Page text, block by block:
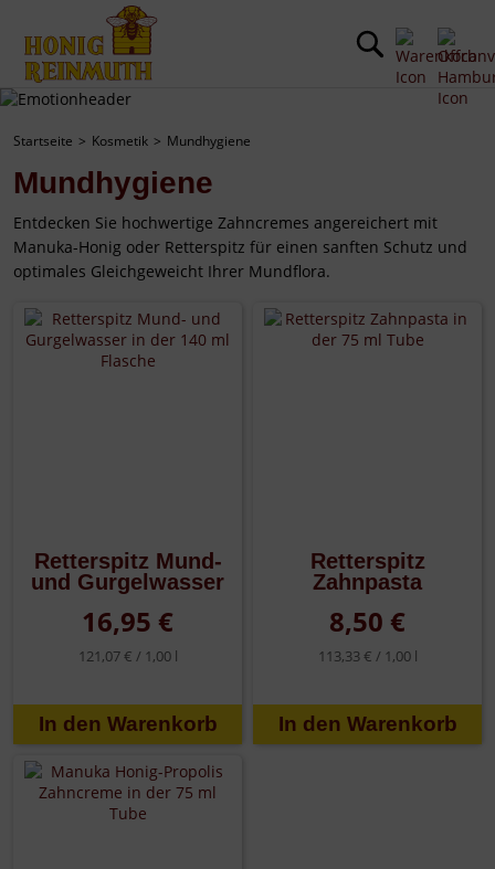
Startseite Kosmetik Mundhygiene
Mundhygiene
Entdecken Sie hochwertige Zahncremes angereichert mit
Manuka-Honig oder Retterspitz für einen sanften Schutz und
optimales Gleichgeweicht Ihrer Mundflora.
Retterspitz Mund-
und Gurgelwasser
16,95 €
121,07 € / 1,00 l
Retterspitz
Zahnpasta
8,50 €
113,33 € / 1,00 l